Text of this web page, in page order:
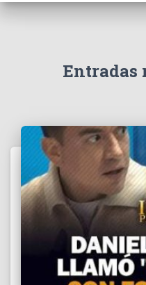
e
Entradas